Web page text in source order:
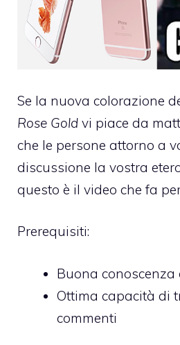
Se la nuova colorazione
Rose Gold vi piace da
che le persone attorno a
discussione la vostra
questo è il video che fa
Prerequisiti:
Buona conoscenza
Ottima capacità di
commenti